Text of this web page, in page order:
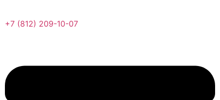
+7 (812) 209-10-07